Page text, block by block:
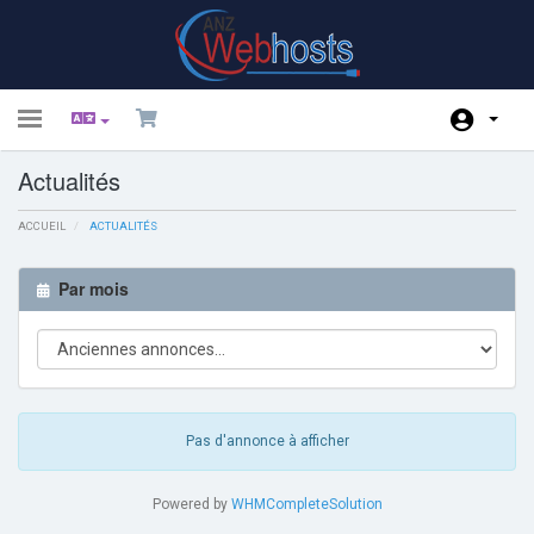
Toggle
Espace client
Enregistrer
État du réseau
Affiliés
Contactez-nous
Actualités
ACCUEIL ACTUALITÉS
Par mois
Pas d'annonce à afficher
Powered by WHMCompleteSolution